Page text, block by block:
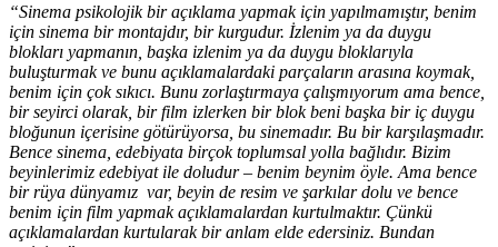
“Sinema psikolojik bir açıklama yapmak için yapılmamıştır, benim
için sinema bir montajdır, bir kurgudur. İzlenim ya da duygu
blokları yapmanın, başka izlenim ya da duygu bloklarıyla
buluşturmak ve bunu açıklamalardaki parçaların arasına koymak,
benim için çok sıkıcı. Bunu zorlaştırmaya çalışmıyorum ama bence,
bir seyirci olarak, bir film izlerken bir blok beni başka bir iç duygu
bloğunun içerisine götürüyorsa, bu sinemadır. Bu bir karşılaşmadır.
Bence sinema, edebiyata birçok toplumsal yolla bağlıdır. Bizim
beyinlerimiz edebiyat ile doludur – benim beynim öyle. Ama bence
bir rüya dünyamız var, beyin de resim ve şarkılar dolu ve bence
benim için film yapmak açıklamalardan kurtulmaktır. Çünkü
açıklamalardan kurtularak bir anlam elde edersiniz. Bundan